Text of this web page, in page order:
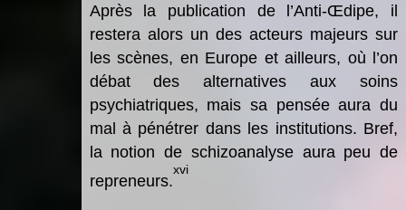
Après la publication de l’Anti-Œdipe, il
restera alors un des acteurs majeurs sur
les scènes, en Europe et ailleurs, où l’on
débat des alternatives aux soins
psychiatriques, mais sa pensée aura du
mal à pénétrer dans les institutions. Bref,
la notion de schizoanalyse aura peu de
repreneurs.
xvi